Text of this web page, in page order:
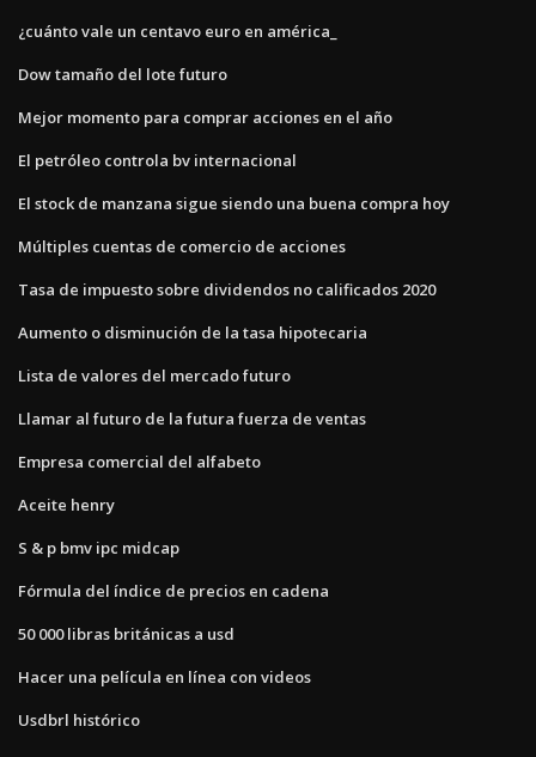
¿cuánto vale un centavo euro en américa_
Dow tamaño del lote futuro
Mejor momento para comprar acciones en el año
El petróleo controla bv internacional
El stock de manzana sigue siendo una buena compra hoy
Múltiples cuentas de comercio de acciones
Tasa de impuesto sobre dividendos no calificados 2020
Aumento o disminución de la tasa hipotecaria
Lista de valores del mercado futuro
Llamar al futuro de la futura fuerza de ventas
Empresa comercial del alfabeto
Aceite henry
S & p bmv ipc midcap
Fórmula del índice de precios en cadena
50 000 libras británicas a usd
Hacer una película en línea con videos
Usdbrl histórico